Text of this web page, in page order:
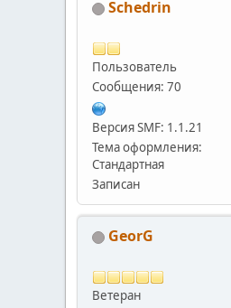
Schedrin
Пользователь
Сообщения: 70
Версия SMF: 1.1.21
Тема оформления:
Стандартная
Записан
GeorG
Ветеран